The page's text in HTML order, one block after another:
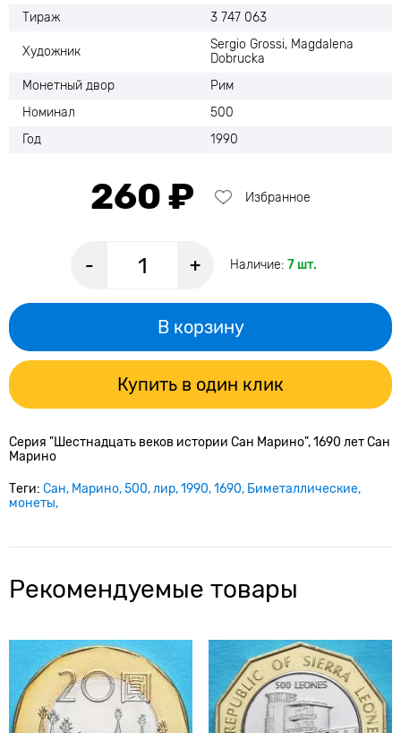
Тираж
3 747 063
Художник
Sergio Grossi, Magdalena
Dobrucka
Монетный двор
Рим
Номинал
500
Год
1990
260 ₽ Избранное
- + Наличие: 7 шт.
В корзину
Купить в один клик
Серия "Шестнадцать веков истории Сан Марино", 1690 лет Сан
Марино
Теги: Сан Марино 500 лир 1990 1690 Биметаллические
монеты
Рекомендуемые товары